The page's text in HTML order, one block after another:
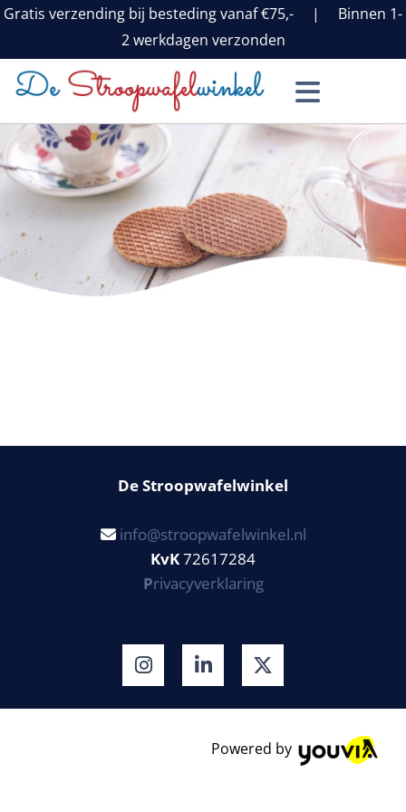
Gratis verzending bij besteding vanaf €75,- | Binnen 1-
2 werkdagen verzonden
De Stroopwafelwinkel
 info@stroopwafelwinkel.nl
KvK72617284
Privacyverklaring
Powered by